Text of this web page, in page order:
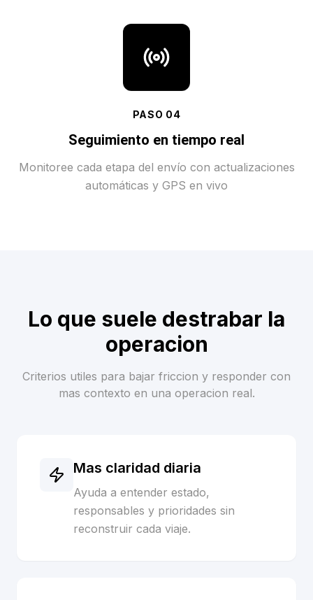
PASO 04
Seguimiento en tiempo real
Monitoree cada etapa del envío con actualizaciones
automáticas y GPS en vivo
Lo que suele destrabar la
operacion
Criterios utiles para bajar friccion y responder con
mas contexto en una operacion real.
Mas claridad diaria
Ayuda a entender estado,
responsables y prioridades sin
reconstruir cada viaje.